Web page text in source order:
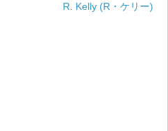
R. Kelly (R・ケリー)